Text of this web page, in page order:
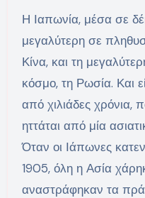
Η Ιαπωνία, μέσα σε
μεγαλύτερη σε
Κίνα, και τη
κόσμο, τη Ρωσία. Και
από χιλιάδες χρόνια,
ηττάται από μία
Όταν οι Ιάπωνες
1905, όλη η Ασία
αναστράφηκαν τα